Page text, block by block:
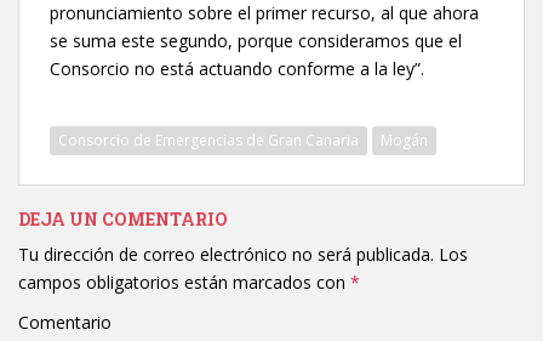
pronunciamiento sobre el primer recurso, al que ahora
se suma este segundo, porque consideramos que el
Consorcio no está actuando conforme a la ley”.
Consorcio de Emergencias de Gran Canaria Mogán
DEJA UN COMENTARIO
Tu dirección de correo electrónico no será publicada. Los
campos obligatorios están marcados con *
Comentario